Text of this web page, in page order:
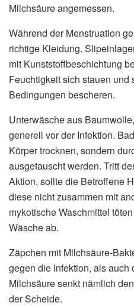
Milchsäure angemessen.
Während der Menstruation
richtige Kleidung.
mit Kunststoffbeschichtung
Feuchtigkeit sich stauen und
Bedingungen bescheren.
Unterwäsche aus
generell vor der Infektion.
Körper trocknen, sondern
ausgetauscht werden. Tritt
Aktion, sollte die Betroffene
diese nicht zusammen mit
mykotische Waschmittel
Wäsche ab.
Zäpchen mit Milchsäure-
gegen die Infektion, als auch
Milchsäure senkt nämlich
der Scheide.